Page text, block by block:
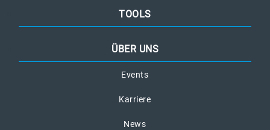
TOOLS
ÜBER UNS
Events
Karriere
News